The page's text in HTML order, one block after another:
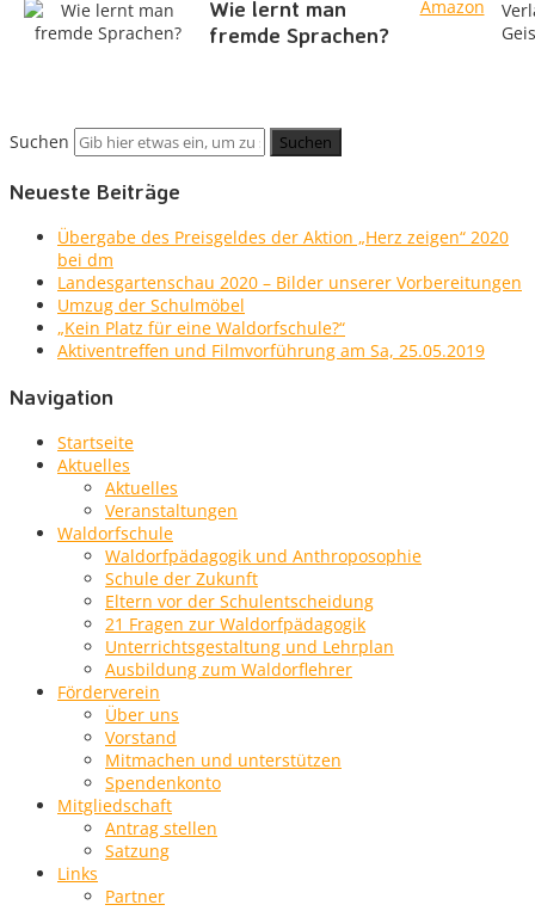
Wie lernt man
fremde Sprachen?
Suchen
Neueste Beiträge
Übergabe des Preisgeldes der Aktion „Herz zeigen“ 2020
bei dm
Landesgartenschau 2020 – Bilder unserer Vorbereitungen
Umzug der Schulmöbel
„Kein Platz für eine Waldorfschule?“
Aktiventreffen und Filmvorführung am Sa, 25.05.2019
Navigation
Startseite
Aktuelles
Aktuelles
Veranstaltungen
Waldorfschule
Waldorfpädagogik und Anthroposophie
Schule der Zukunft
Eltern vor der Schulentscheidung
21 Fragen zur Waldorfpädagogik
Unterrichtsgestaltung und Lehrplan
Ausbildung zum Waldorflehrer
Förderverein
Über uns
Vorstand
Mitmachen und unterstützen
Spendenkonto
Mitgliedschaft
Antrag stellen
Satzung
Links
Partner